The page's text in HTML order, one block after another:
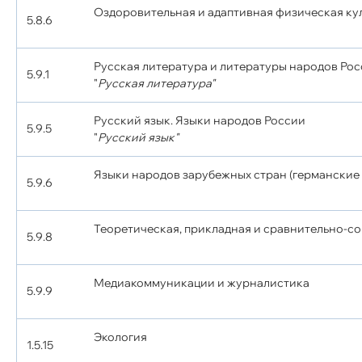
5.8.6
Оздоровительная и адаптивная физическая
5.9.1
Русская литература и литературы народов
"Русская литература"
5.9.5
Русский язык. Языки народов России
"Русский язык"
5.9.6
Языки народов зарубежных стран (германские
5.9.8
Теоретическая, прикладная и сравнительно-
5.9.9
Медиакоммуникации и журналистика
1.5.15
Экология